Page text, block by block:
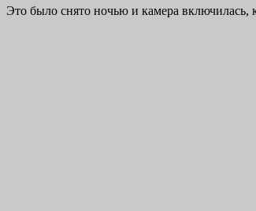
Это было снято ночью и камера включилась,